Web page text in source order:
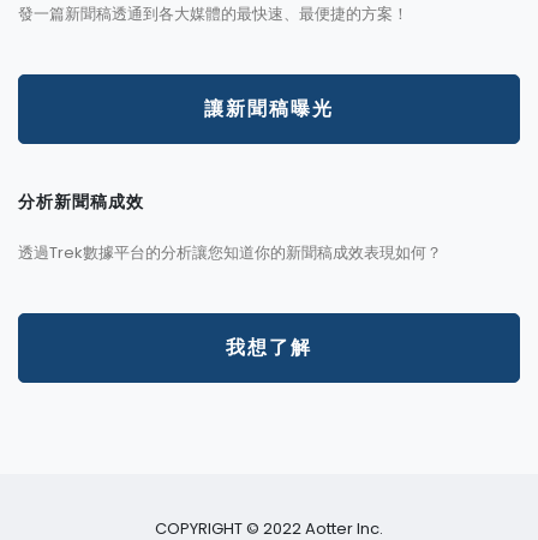
發一篇新聞稿透通到各大媒體的最快速、最便捷的方案！
讓新聞稿曝光
分析新聞稿成效
透過Trek數據平台的分析讓您知道你的新聞稿成效表現如何？
我想了解
COPYRIGHT © 2022 Aotter Inc.